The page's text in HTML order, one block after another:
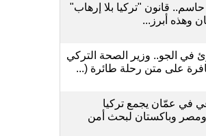
قانون "تركيا بلا إرهاب"
وهذه أبرز...
الجو.. وزير الصحة التركي
على متن رحلة طائرة (...
في عمّان يجمع تركيا
ومصر وباكستان لبحث أمن